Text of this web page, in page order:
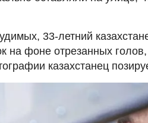
33-летний
на фоне отрезанных
казахстанец